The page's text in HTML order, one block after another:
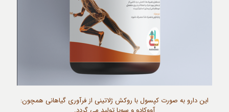
این دارو به صورت کپسول با روکش ژلاتینی از فرآوری گیاهانی همچون: